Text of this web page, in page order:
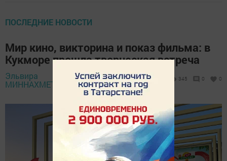
ПОСЛЕДНИЕ НОВОСТИ
Мир кино, викторина и показ фильма: в
Кукморе прошла творческая встреча
Эльвира
МИННАХМЕТОВА,
23 августа
2025 - 10:43
345 0 0